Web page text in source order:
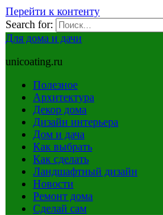
Перейти к контенту
Search for:
Для дома и дачи
unicoating.ru
Полезное
Архитектура
Декор дома
Дизайн интерьера
Дом и дача
Как выбрать
Как сделать
Ландшафтный дизайн
Новости
Ремонт дома
Сделай сам